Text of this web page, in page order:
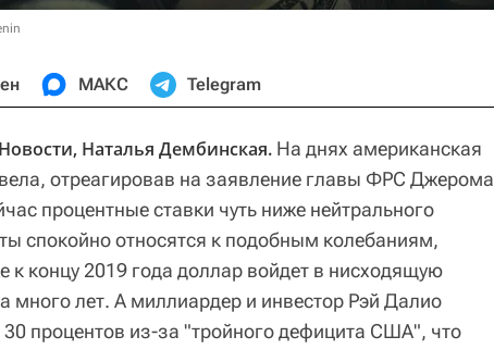
МАКС Telegram
Наталья Дембинская. На днях американская
отреагировав на заявление главы ФРС Джерома
процентные ставки чуть ниже нейтрального
спокойно относятся к подобным колебаниям,
к концу 2019 года доллар войдет в нисходящую
много лет. А миллиардер и инвестор Рэй Далио
30 процентов из-за "тройного дефицита США", что